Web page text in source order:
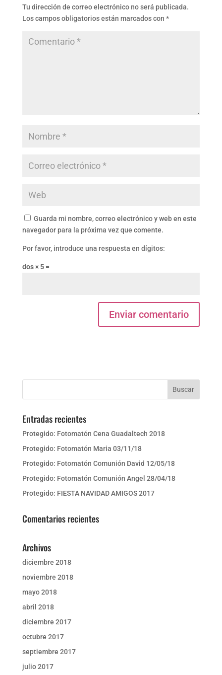
Tu dirección de correo electrónico no será publicada.
Los campos obligatorios están marcados con *
Guarda mi nombre, correo electrónico y web en este
navegador para la próxima vez que comente.
Por favor, introduce una respuesta en dígitos:
dos × 5 =
Entradas recientes
Protegido: Fotomatón Cena Guadaltech 2018
Protegido: Fotomatón Maria 03/11/18
Protegido: Fotomatón Comunión David 12/05/18
Protegido: Fotomatón Comunión Angel 28/04/18
Protegido: FIESTA NAVIDAD AMIGOS 2017
Comentarios recientes
Archivos
diciembre 2018
noviembre 2018
mayo 2018
abril 2018
diciembre 2017
octubre 2017
septiembre 2017
julio 2017